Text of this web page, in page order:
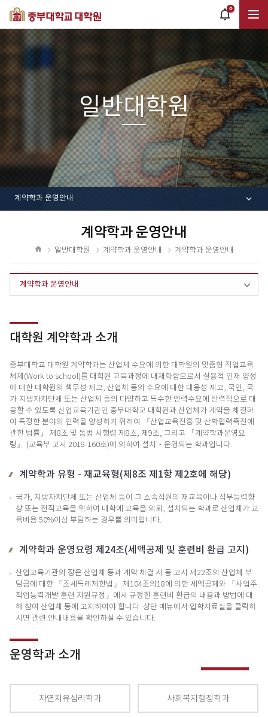
체
메
뉴
0
일반대학원
계약학과 운영안내
계약학과 운영안내
일반대학원 계약학과 운영안내 계약학과 운영안내
기
계약학과 운영안내
대학원 계약학과 소개
중부대학교 대학원 계약학과는 산업체 수요에 의한 대학원의 맞춤형 직업교육
체제(Work to school)를 대학원 교육과정에 내재화함으로서 실용적 인재 양성
에 대한 대학원의 책무성 제고, 산업체 등의 수요에 대한 대응성 제고, 국인, 국
가·지방자치단체 또는 산업체 등의 다양하고 특수한 인력수요에 탄력적으로 대
응할 수 있도록 산업교육기관인 중부대학교 대학원과 산업체가 계약을 체결하
여 특정한 분야의 인력을 양성하기 위하여 『산업교육진흥 및 산학협력촉진에
관한 법률』 제8조 및 동법 시행령 제8조, 제9조, 그리고 『계약학과운영요
령』 (교육부 고시 2018-160호)에 의하여 설치・운영되는 학과입니다.
계약학과 유형 - 재교육형(제8조 제1항 제2호에 해당)
국가, 지방자치단체 또는 산업체 등이 그 소속직원의 재교육이나 직무능력향
상 또는 전직교육을 위하여 대학에 교육을 의뢰, 설치되는 학과로 산업체가 교
육비용 50%이상 부담하는 경우를 의미합니다.
계약학과 운영요령 제24조(세액공제 및 훈련비 환급 고지)
산업교육기관의 장은 산업체 등과 계약 체결 시 동 고시 제22조의 산업체 부
담금에 대한 「조세특례제한법」 제104조의18에 의한 세액공제와 「사업주
직업능력개발 훈련 지원규정」에서 규정한 훈련비 환급의 내용과 방법에 대
해 참여 산업체 등에 고지하여야 합니다. 상단 메뉴에서 입학자료실을 클릭하
시면 관련 안내내용을 확인하실 수 있습니다.
운영학과 소개
자연치유심리학과 사회복지행정학과